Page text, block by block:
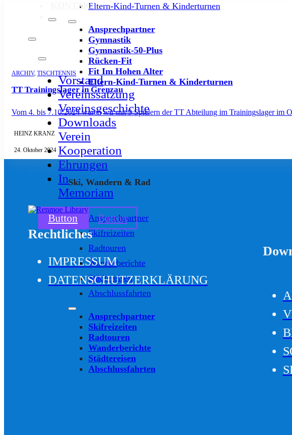
Eltern-Kind-Turnen & Kinderturnen
Ansprechpartner
Gymnastik
Gymnastik-50-Plus
Rücken-Fit
Fit Im Hohen Alter
Eltern-Kind-Turnen & Kinderturnen
Ski, Wandern & Rad
Ansprechpartner
Skifreizeiten
Radtouren
Wanderberichte
Städtereisen
Abschlussfahrten
Ansprechpartner
Skifreizeiten
Radtouren
Wanderberichte
Städtereisen
Abschlussfahrten
KONTAKT
Vorstand
Vereinssatzung
Vereinsgeschichte
Downloads
Verein
Kooperation
Ehrungen
In
Memoriam
Button Button
ARCHIV, TISCHTENNIS
TT Trainingslager in Grenzau
Vom 4. bis 7.10.2024 waren wir mit 9 Spielern der TT Abteilung im Trainingslager im
HEINZ KRANZ
24. Oktober 2024
Rechtliches
IMPRESSUM
DATENSCHUTZERKLÄRUNG